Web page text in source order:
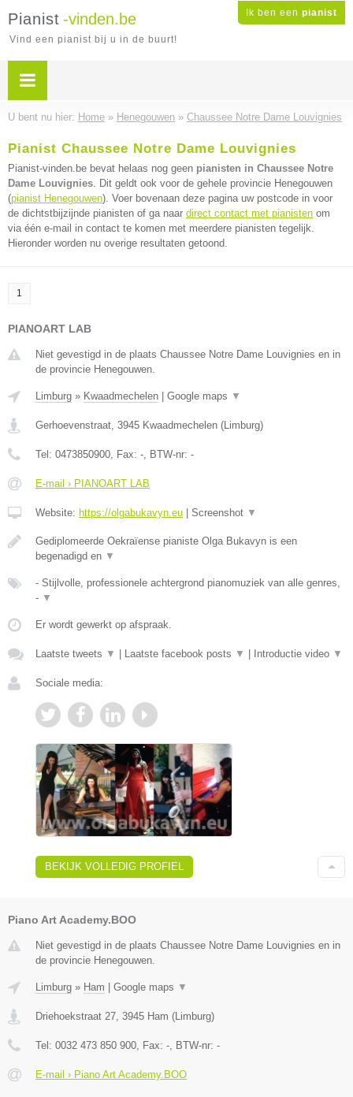
Ik ben een pianist
Pianist -vinden.be
Vind een pianist bij u in de buurt!
U bent nu hier: Home » Henegouwen » Chaussee Notre Dame Louvignies
Pianist Chaussee Notre Dame Louvignies
Pianist-vinden.be bevat helaas nog geen pianisten in Chaussee Notre
Dame Louvignies. Dit geldt ook voor de gehele provincie Henegouwen
(pianist Henegouwen). Voer bovenaan deze pagina uw postcode in voor
de dichtstbijzijnde pianisten of ga naar direct contact met pianisten om
via één e-mail in contact te komen met meerdere pianisten tegelijk.
Hieronder worden nu overige resultaten getoond.
1
PIANOART LAB
Niet gevestigd in de plaats Chaussee Notre Dame Louvignies en in
de provincie Henegouwen.
Limburg » Kwaadmechelen Google maps ▼
Gerhoevenstraat, 3945 Kwaadmechelen (Limburg)
Tel: 0473850900, Fax: -, BTW-nr: -
E-mail › PIANOART LAB
Website: https://olgabukavyn.eu Screenshot ▼
Gediplomeerde Oekraïense pianiste Olga Bukavyn is een
begenadigd en ▼
- Stijlvolle, professionele achtergrond pianomuziek van alle genres,
- ▼
Er wordt gewerkt op afspraak.
Laatste tweets ▼ Laatste facebook posts ▼ Introductie video ▼
Sociale media:
BEKIJK VOLLEDIG PROFIEL
Piano Art Academy.BOO
Niet gevestigd in de plaats Chaussee Notre Dame Louvignies en in
de provincie Henegouwen.
Limburg » Ham Google maps ▼
Driehoekstraat 27, 3945 Ham (Limburg)
Tel: 0032 473 850 900, Fax: -, BTW-nr: -
E-mail › Piano Art Academy.BOO